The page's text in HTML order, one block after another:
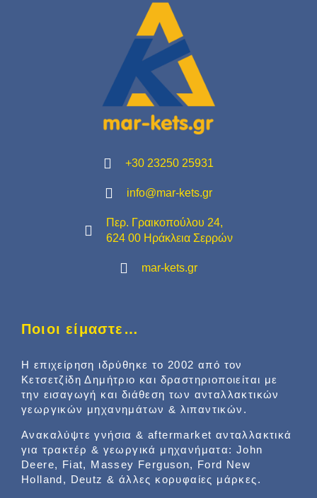
+30 23250 25931
info@mar-kets.gr
Περ. Γραικοπούλου 24,
624 00 Ηράκλεια Σερρών
mar-kets.gr
Ποιοι είμαστε…
Η επιχείρηση ιδρύθηκε το 2002 από τον
Κετσετζίδη Δημήτριο και δραστηριοποιείται με
την εισαγωγή και διάθεση των ανταλλακτικών
γεωργικών μηχανημάτων & λιπαντικών.
Ανακαλύψτε γνήσια & aftermarket ανταλλακτικά
για τρακτέρ & γεωργικά μηχανήματα: John
Deere, Fiat, Massey Ferguson, Ford New
Holland, Deutz & άλλες κορυφαίες μάρκες.